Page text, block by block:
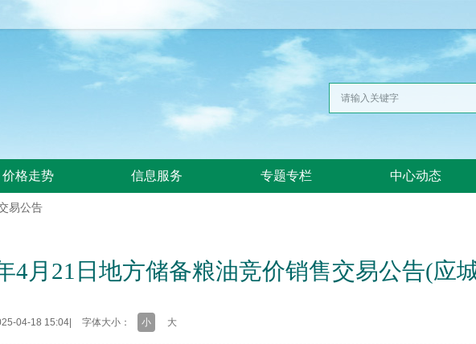
价格走势 信息服务 专题专栏 中心动态
易公告
4月21日地方储备粮油竞价销售交易公告(应
04-18 15:04 字体大小： 小 大